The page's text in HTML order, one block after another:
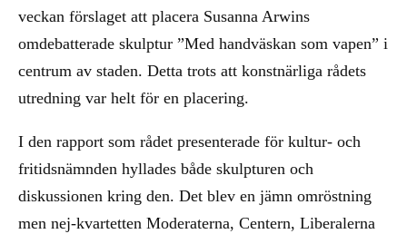
veckan förslaget att placera Susanna Arwins
omdebatterade skulptur ”Med handväskan som vapen” i
centrum av staden. Detta trots att konstnärliga rådets
utredning var helt för en placering.
I den rapport som rådet presenterade för kultur- och
fritidsnämnden hyllades både skulpturen och
diskussionen kring den. Det blev en jämn omröstning
men nej-kvartetten Moderaterna, Centern, Liberalerna